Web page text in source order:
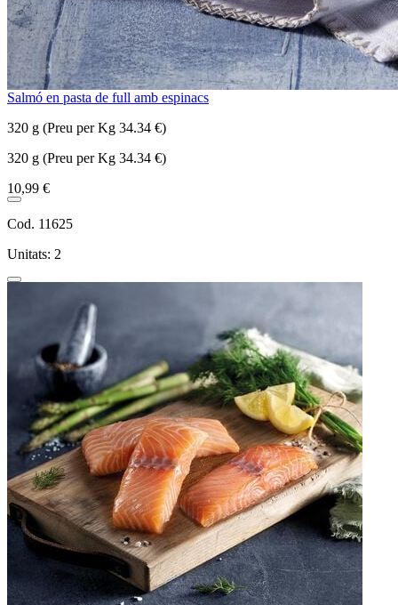
Salmó en pasta de full amb espinacs
320 g (Preu per Kg 34.34 €)
320 g (Preu per Kg 34.34 €)
10,99 €
Cod. 11625
Unitats: 2